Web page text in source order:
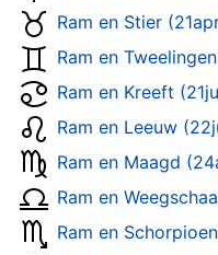
Ram en Stier
Ram en
Ram en Kreeft
Ram en Leeuw
Ram en Maagd
Ram en
Ram en